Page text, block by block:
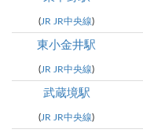
(JR JR中央線)
東小金井駅
(JR JR中央線)
武蔵境駅
(JR JR中央線)